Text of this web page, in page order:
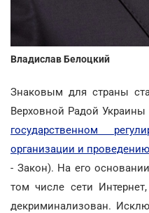
Владислав Белоцкий
Знаковым для страны
Верховной Радой
государственном
организации и
- Закон). На его
том числе сети
декриминализован.